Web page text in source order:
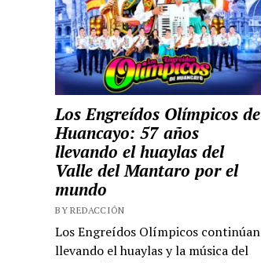
Los Engreídos Olímpicos de
Huancayo: 57 años
llevando el huaylas del
Valle del Mantaro por el
mundo
BY REDACCIÓN
Los Engreídos Olímpicos continúan
llevando el huaylas y la música del